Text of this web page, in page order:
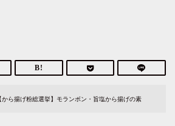
から揚げ粉総選挙】モランボン・旨塩から揚げの素